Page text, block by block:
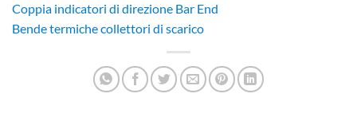
Coppia indicatori di direzione Bar End
Bende termiche collettori di scarico